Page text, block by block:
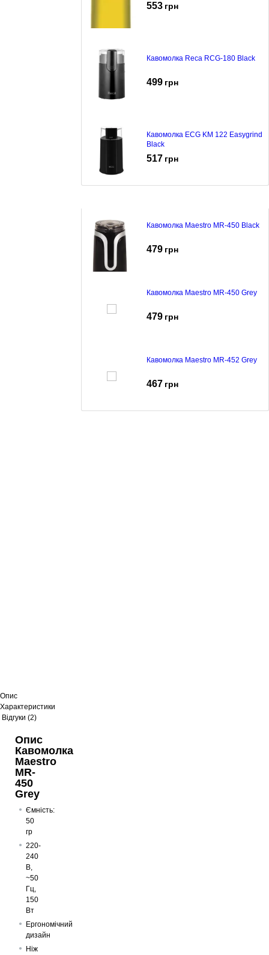
553 грн
Кавомолка Reca RCG-180 Black
499 грн
Кавомолка ECG KM 122 Easygrind
Black
517 грн
Кавомолка Maestro MR-450 Black
479 грн
Кавомолка Maestro MR-450 Grey
479 грн
Кавомолка Maestro MR-452 Grey
467 грн
Опис
Характеристики
Відгуки (2)
Опис
Кавомолка
Maestro
MR-
450
Grey
Ємність:
50
гр
220-
240
В,
~50
Гц,
150
Вт
Ергономічний
дизайн
Ніж